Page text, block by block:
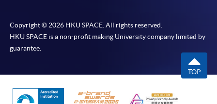
Copyright © 2026 HKU SPACE. All rights reserved.
HKU SPACE is a non-profit making University company limited by
guarantee.
TOP